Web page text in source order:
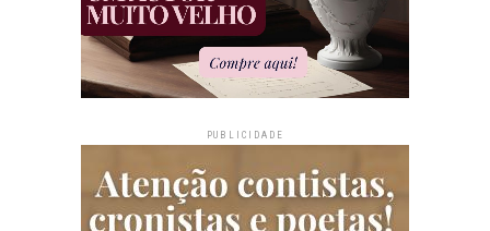
PUBLICIDADE